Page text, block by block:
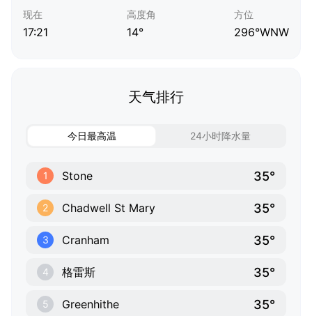
现在
17:21
高度角
14°
方位
296°WNW
天气排行
今日最高温 24小时降水量
1 Stone 35°
2 Chadwell St Mary 35°
3 Cranham 35°
4 格雷斯 35°
5 Greenhithe 35°